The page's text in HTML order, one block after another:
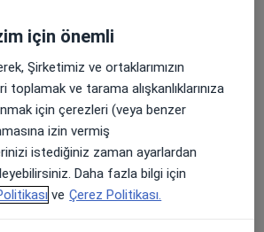
(Hızlı Streptokok Bakteri Testi)
Testi)
için önemli
Şirketimiz ve ortaklarımızın
ve tarama alışkanlıklarınıza
için çerezleri (veya benzer
izin vermiş
istediğiniz zaman ayarlardan
Daha fazla bilgi için
ve Çerez Politikası.